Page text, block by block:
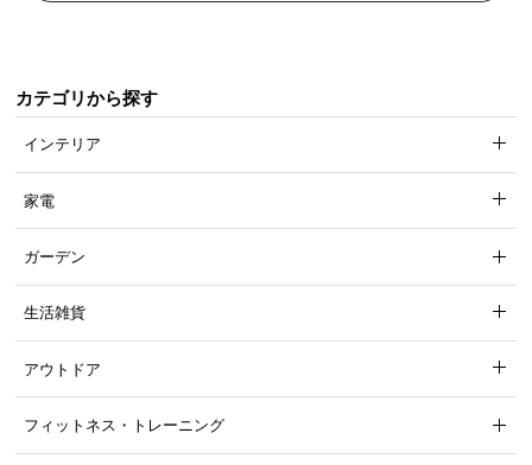
カテゴリから探す
インテリア
家電
ガーデン
生活雑貨
アウトドア
フィットネス・トレーニング